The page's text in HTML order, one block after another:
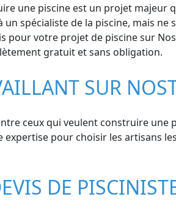
une piscine est un projet
spécialiste de la piscine, mais ne
pour votre projet de piscine sur
gratuit et sans obligation.
SUR
ceux qui veulent construire une
pour choisir les artisans
DE